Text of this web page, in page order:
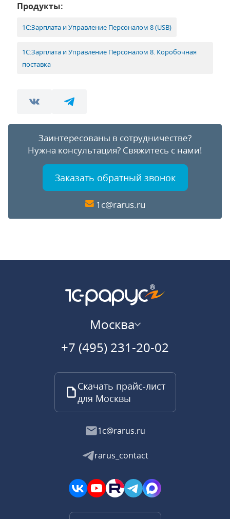
Продукты:
1С:Зарплата и Управление Персоналом 8 (USB)
1С:Зарплата и Управление Персоналом 8. Коробочная
поставка
Заинтересованы в сотрудничестве?
Нужна консультация? Свяжитесь с нами!
Заказать обратный звонок
1c@rarus.ru
Москва
+7 (495) 231-20-02
Скачать прайс-лист
для Москвы
1c@rarus.ru
rarus_contact